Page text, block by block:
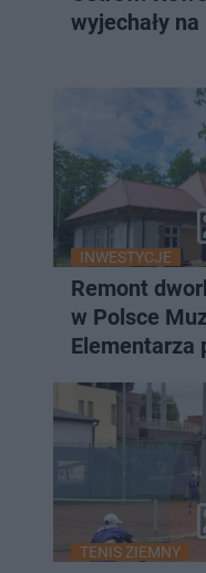
wyjechały
INWESTYCJE
Remont
w Polsce
Elementarza
TENIS ZIEMNY